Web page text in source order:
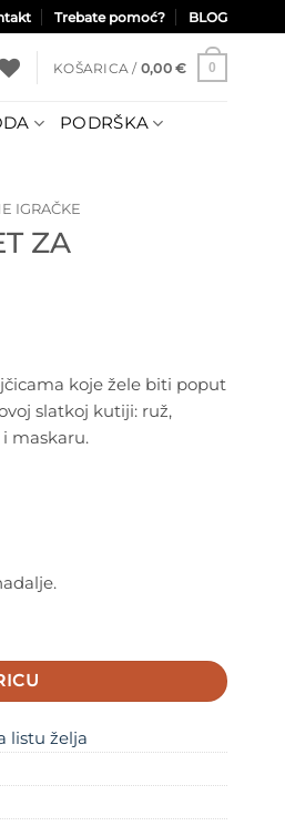
Trebate pomoć? BLOG
KOŠARICA / 0,00 € 0
PODRŠKA
IGRAČKE
ZA
koje žele biti poput
slatkoj kutiji: ruž,
maskaru.
listu želja